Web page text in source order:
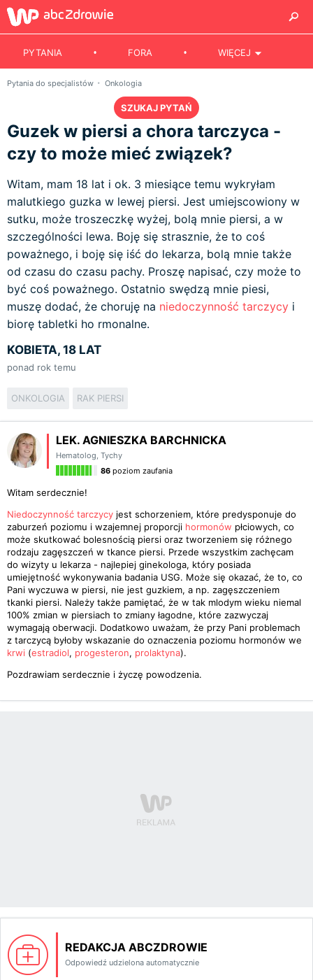
PYTANIA FORA WIĘCEJ
Pytania do specjalistów Onkologia
SZUKAJ PYTAŃ
Guzek w piersi a chora tarczyca -
czy to może mieć związek?
Witam, mam 18 lat i ok. 3 miesiące temu wykryłam
malutkiego guzka w lewej piersi. Jest umiejscowiony w
sutku, może troszeczkę wyżej, bolą mnie piersi, a w
szczególności lewa. Boję się strasznie, że to coś
poważnego, i boję się iść do lekarza, bolą mnie także
od czasu do czasu pachy. Proszę napisać, czy może to
być coś poważnego. Ostatnio swędzą mnie piesi,
muszę dodać, że choruję na niedoczynność tarczycy i
biorę tabletki ho rmonalne.
KOBIETA, 18 LAT
ponad rok temu
ONKOLOGIA RAK PIERSI
LEK. AGNIESZKA BARCHNICKA
Hematolog, Tychy
86 poziom zaufania
Witam serdecznie!
Niedoczynność tarczycy jest schorzeniem, które predysponuje do
zaburzeń poziomu i wzajemnej proporcji hormonów płciowych, co
może skutkować bolesnością piersi oraz tworzeniem się różnego
rodzaju zagęszczeń w tkance piersi. Przede wszystkim zachęcam
do wizyty u lekarza - najlepiej ginekologa, który posiada
umiejętność wykonywania badania USG. Może się okazać, że to, co
Pani wyczuwa w piersi, nie jest guzkiem, a np. zagęszczeniem
tkanki piersi. Należy także pamiętać, że w tak mlodym wieku niemal
100% zmian w piersiach to zmiany łagodne, które zazwyczaj
wymagają oberwacji. Dodatkowo uważam, że przy Pani problemach
z tarczycą byłoby wskazanie do oznaczenia poziomu hormonów we
krwi (estradiol, progesteron, prolaktyna).
Pozdrawiam serdecznie i życzę powodzenia.
REDAKCJA ABCZDROWIE
Odpowiedź udzielona automatycznie